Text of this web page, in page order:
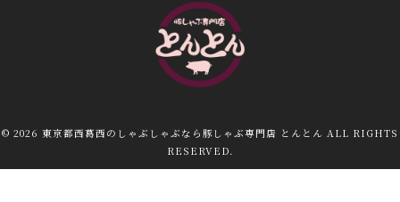
© 2026 東京都西葛西のしゃぶしゃぶなら豚しゃぶ専門店 とんとん ALL RIGHTS
RESERVED.